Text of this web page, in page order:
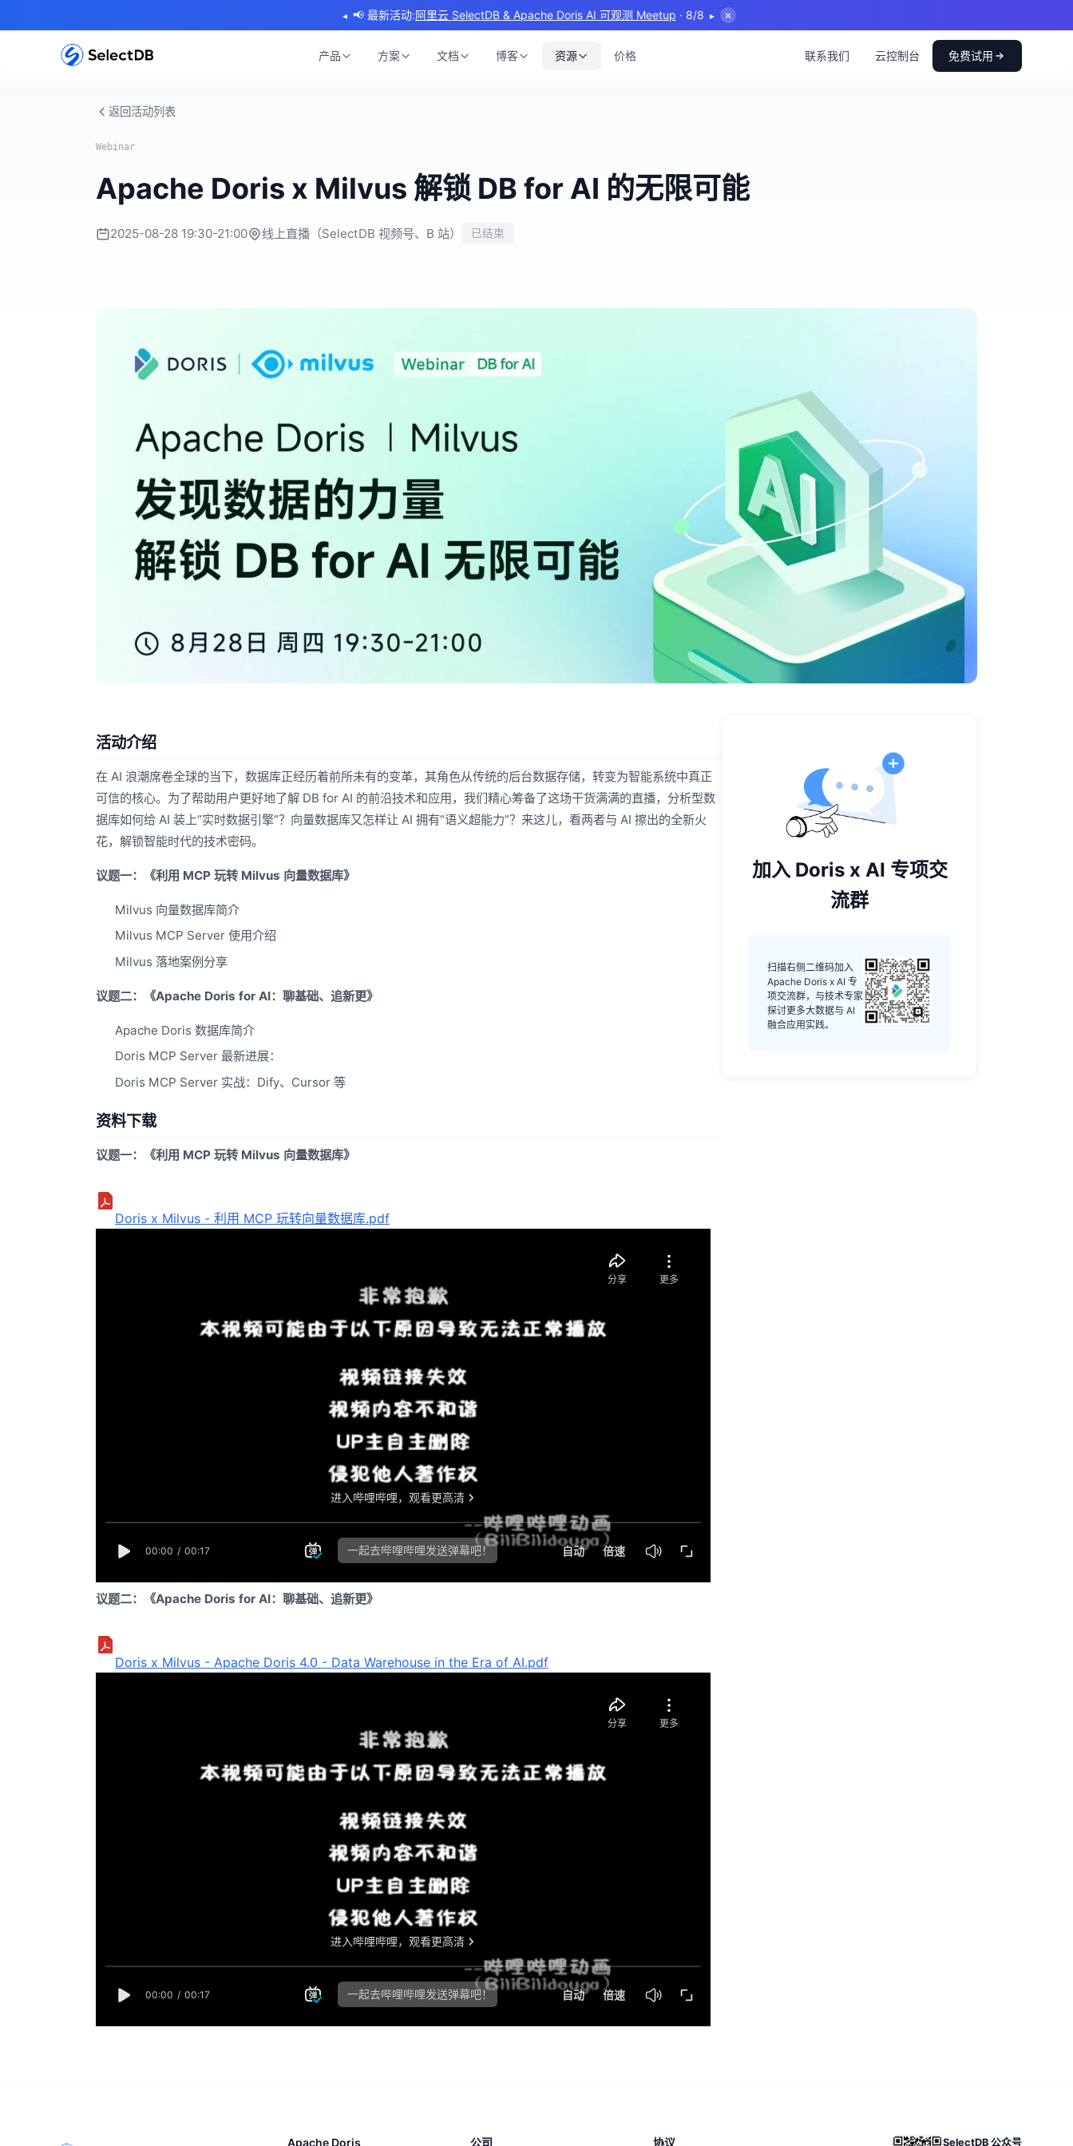
◂ 📢 最新活动:阿里云 SelectDB & Apache Doris AI 可观测 Meetup · 8/8 ▸ ✕
产品 方案 文档 博客 资源 价格 联系我们 云控制台 免费试用
返回活动列表
Webinar
Apache Doris x Milvus 解锁 DB for AI 的无限可能
2025-08-28 19:30-21:00 线上直播（SelectDB 视频号、B 站） 已结束
活动介绍
在 AI 浪潮席卷全球的当下，数据库正经历着前所未有的变革，其角色从传统的后台数据存储，转变为智能系统中真正
可信的核心。为了帮助用户更好地了解 DB for AI 的前沿技术和应用，我们精心筹备了这场干货满满的直播，分析型数
据库如何给 AI 装上“实时数据引擎”？向量数据库又怎样让 AI 拥有“语义超能力”？来这儿，看两者与 AI 擦出的全新火
花，解锁智能时代的技术密码。
议题一：《利用 MCP 玩转 Milvus 向量数据库》
Milvus 向量数据库简介
Milvus MCP Server 使用介绍
Milvus 落地案例分享
议题二：《Apache Doris for AI：聊基础、追新更》
Apache Doris 数据库简介
Doris MCP Server 最新进展：
Doris MCP Server 实战：Dify、Cursor 等
资料下载
议题一：《利用 MCP 玩转 Milvus 向量数据库》
Doris x Milvus - 利用 MCP 玩转向量数据库.pdf
议题二：《Apache Doris for AI：聊基础、追新更》
Doris x Milvus - Apache Doris 4.0 - Data Warehouse in the Era of AI.pdf
加入 Doris x AI 专项交
流群
扫描右侧二维码加入
Apache Doris x AI 专
项交流群，与技术专家
探讨更多大数据与 AI
融合应用实践。
Apache Doris 公司 协议 SelectDB 公众号